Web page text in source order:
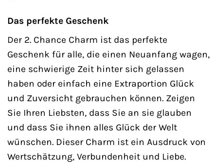
Das perfekte Geschenk
Der 2. Chance Charm ist das perfekte
Geschenk für alle, die einen Neuanfang wagen,
eine schwierige Zeit hinter sich gelassen
haben oder einfach eine Extraportion Glück
und Zuversicht gebrauchen können. Zeigen
Sie Ihren Liebsten, dass Sie an sie glauben
und dass Sie ihnen alles Glück der Welt
wünschen. Dieser Charm ist ein Ausdruck von
Wertschätzung, Verbundenheit und Liebe.